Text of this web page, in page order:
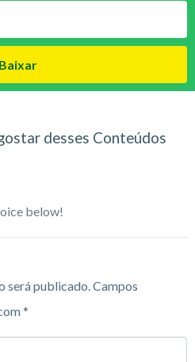
Baixar
desses Conteúdos
below!
será publicado.Campos
*